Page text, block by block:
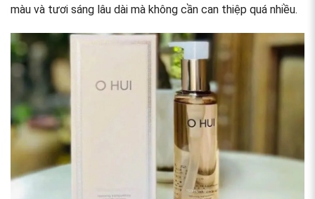
màu và tươi sáng lâu dài mà không cần can thiệp quá nhiều.